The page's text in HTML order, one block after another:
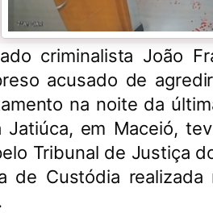
criminalista João
acusado de
na noite da
Jatiúca, em Maceió,
Tribunal de Justiça
de Custódia